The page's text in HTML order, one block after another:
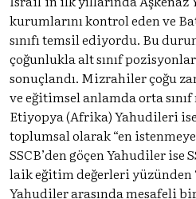
kurumlarını kontrol eden ve
sınıfı temsil ediyordu. Bu
çoğunlukla alt sınıf
sonuçlandı. Mizrahiler çoğu
ve eğitimsel anlamda orta
Etiyopya (Afrika) Yahudileri
toplumsal olarak “en
SSCB’den göçen Yahudiler
laik eğitim değerleri yüzünden
Yahudiler arasında mesafeli